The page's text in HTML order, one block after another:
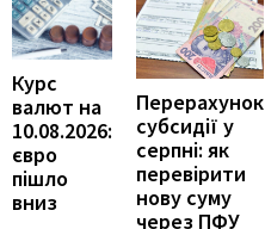
Курс
валют на
10.08.2026:
євро
пішло
вниз
Перерахунок
субсидії у
серпні: як
перевірити
нову суму
через ПФУ